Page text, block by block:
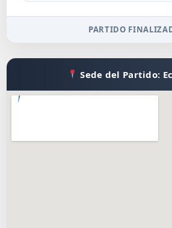
PARTIDO
Sede del Partido: